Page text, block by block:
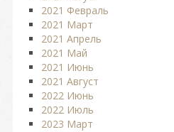
2021 Февраль
2021 Март
2021 Апрель
2021 Май
2021 Июнь
2021 Август
2022 Июнь
2022 Июль
2023 Март